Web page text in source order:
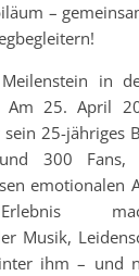
–
in
Am 25. April
25-jähriges
300 Fans,
emotionalen
Erlebnis
Musik,
ihm – und